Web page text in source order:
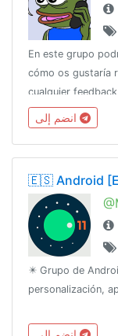
En este grupo
cómo os gustaría
cualquier
bienvenido.https://
🇪🇸 Android
✴️ Grupo de
personalización,